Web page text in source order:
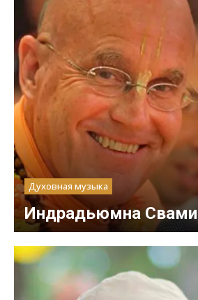
Духовная музыка
Индрадьюмна Свами